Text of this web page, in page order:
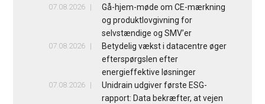
07.08.2026
Gå-hjem-møde om CE-mærkning
og produktlovgivning for
selvstændige og SMV’er
07.08.2026
Betydelig vækst i datacentre øger
efterspørgslen efter
energieffektive løsninger
07.08.2026
Unidrain udgiver første ESG-
rapport: Data bekræfter, at vejen